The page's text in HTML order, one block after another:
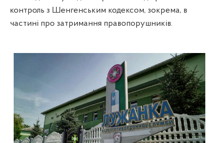
контроль з Шенгенським кодексом, зокрема, в
частині про затримання правопорушників.